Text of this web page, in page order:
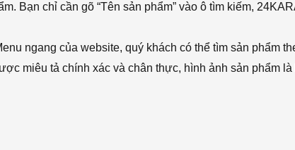
Bạn chỉ cần gõ “Tên sản phẩm” vào ô tìm kiếm,
ngang của website, quý khách có thể tìm sản phẩm
miêu tả chính xác và chân thực, hình ảnh sản phẩm